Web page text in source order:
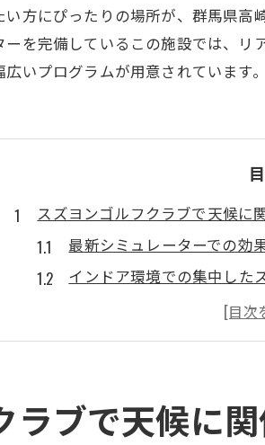
方にぴったりの場所が、群馬県
を完備しているこの施設では、
いプログラムが用意されています
スズヨンゴルフクラブで天候に
最新シミュレーターでの効
インドア環境での集中した
個別アドバイスで技術向上
雨の日にも安心の練習環境
ゴルフ愛好者に優しいフレ
プロインストラクターが指導す
ラブで天候に